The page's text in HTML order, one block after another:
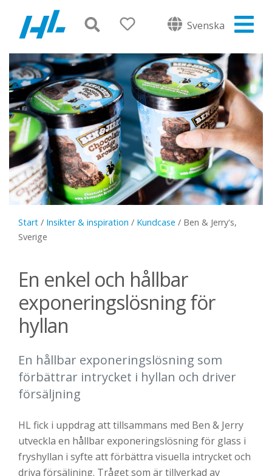
Svenska
Start / Insikter & inspiration / Kundcase / Ben & Jerry's,
Sverige
En enkel och hållbar
exponeringslösning för
hyllan
En hållbar exponeringslösning som
förbättrar intrycket i hyllan och driver
försäljning
HL fick i uppdrag att tillsammans med Ben & Jerry
utveckla en hållbar exponeringslösning för glass i
fryshyllan i syfte att förbättra visuella intrycket och
driva försäljning. Tråget som är tillverkad av